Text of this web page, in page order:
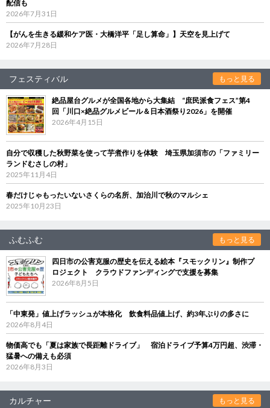
配信も
2026年7月31日
【がんを生きる緩和ケア医・大橋洋平「足し算命」】天空を見上げて
2026年7月28日
フェスティバル もっと見る
絶品屋台グルメが全国各地から大集結 “庶民派食フェス”第4
回「川口×絶品グルメビール＆日本酒祭り2026」を開催
2026年4月15日
自分で収穫した秋野菜を使って芋煮作りを体験 埼玉県加須市の「ファミリー
ランドむさしの村」
2025年11月4日
春だけじゃもったいないさくらの名所、加治川で秋のマルシェ
2025年10月23日
ふむふむ もっと見る
四日市の公害克服の歴史を伝える絵本『スモックリン』制作プ
ロジェクト クラウドファンディングで支援を募集
2026年8月5日
「中東発」値上げラッシュが本格化 飲食料品値上げ、約3年ぶりの多さに
2026年8月4日
物価高でも「夏は家族で長距離ドライブ」 宿泊ドライブ予算4万円超、渋滞・
猛暑への備えも必須
2026年8月3日
カルチャー もっと見る